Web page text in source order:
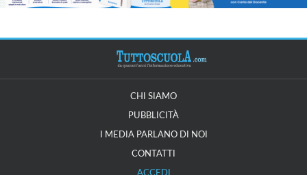
CHI SIAMO
PUBBLICITÀ
I MEDIA PARLANO DI NOI
CONTATTI